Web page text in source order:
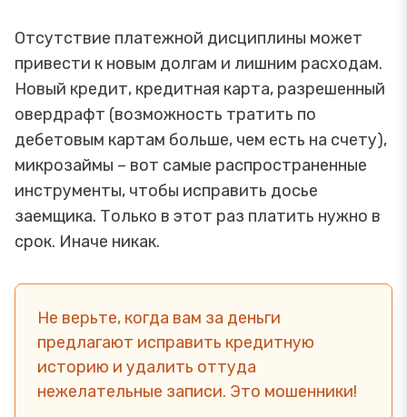
Отсутствие платежной дисциплины может
привести к новым долгам и лишним расходам.
Новый кредит, кредитная карта, разрешенный
овердрафт (возможность тратить по
дебетовым картам больше, чем есть на счету),
микрозаймы – вот самые распространенные
инструменты, чтобы исправить досье
заемщика. Только в этот раз платить нужно в
срок. Иначе никак.
Не верьте, когда вам за деньги
предлагают исправить кредитную
историю и удалить оттуда
нежелательные записи. Это мошенники!